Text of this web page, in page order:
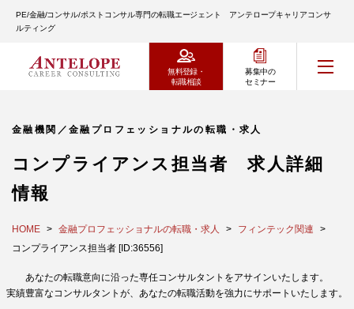
PE/金融/コンサル/ポストコンサル専門の転職エージェント アンテロープキャリアコンサ
ルティング
無料登録・
転職相談
募集中の
セミナー
金融機関／金融プロフェッショナルの転職・求人
コンプライアンス担当者 求人詳細
情報
HOME 金融プロフェッショナルの転職・求人
フィンテック関連
コンプライアンス担当者 [ID:36556]
あなたの転職意向に沿った専任コンサルタントをアサインいたします。
実績豊富なコンサルタントが、あなたの転職活動を強力にサポートいたします。